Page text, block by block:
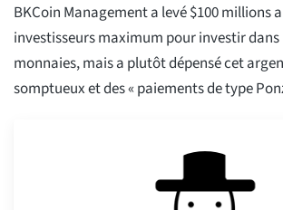
BKCoin Management a levé $100 millions
investisseurs maximum pour investir
monnaies, mais a plutôt dépensé cet
somptueux et des « paiements de type